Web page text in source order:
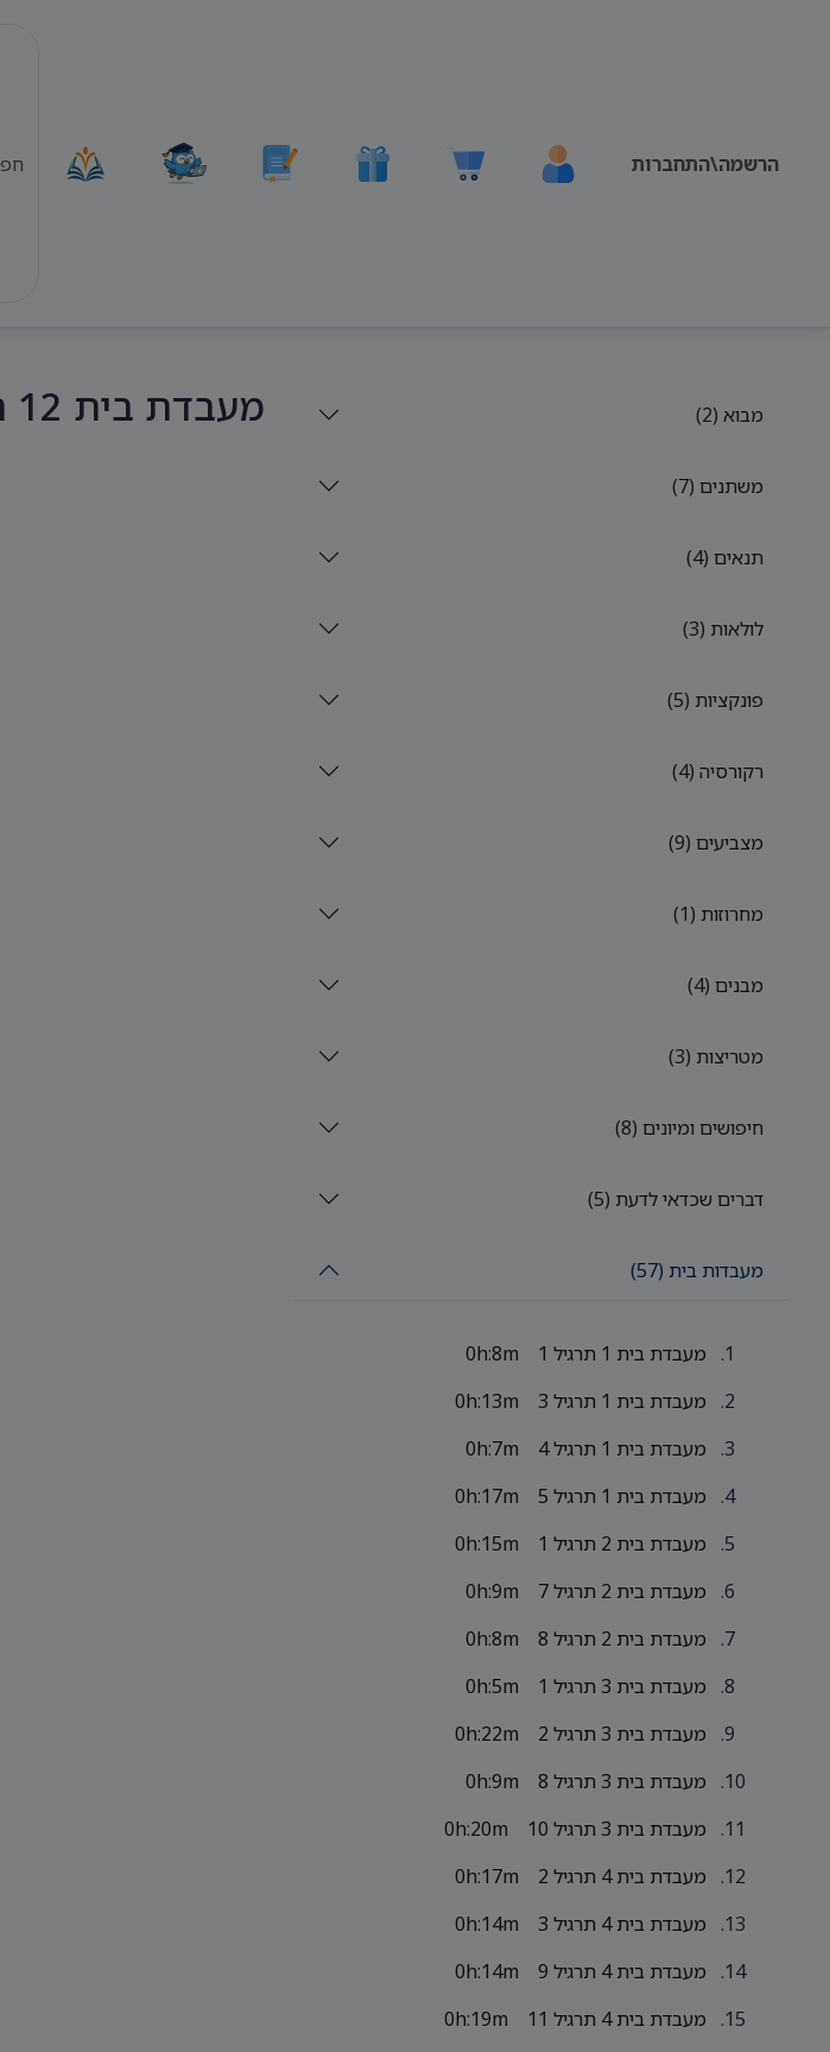
הרשמה\התחברות
מעבדת בית 12 תרגיל 5 מבוא (2)
משתנים (7)
תנאים (4)
לולאות (3)
פונקציות (5)
רקורסיה (4)
מצביעים (9)
מחרוזות (1)
מבנים (4)
מטריצות (3)
חיפושים ומיונים (8)
דברים שכדאי לדעת (5)
מעבדות בית (57)
מעבדת בית 1 תרגיל 1
0h:8m
מעבדת בית 1 תרגיל 3
0h:13m
מעבדת בית 1 תרגיל 4
0h:7m
מעבדת בית 1 תרגיל 5
0h:17m
מעבדת בית 2 תרגיל 1
0h:15m
מעבדת בית 2 תרגיל 7
0h:9m
מעבדת בית 2 תרגיל 8
0h:8m
מעבדת בית 3 תרגיל 1
0h:5m
מעבדת בית 3 תרגיל 2
0h:22m
מעבדת בית 3 תרגיל 8
0h:9m
מעבדת בית 3 תרגיל 10
0h:20m
מעבדת בית 4 תרגיל 2
0h:17m
מעבדת בית 4 תרגיל 3
0h:14m
מעבדת בית 4 תרגיל 9
0h:14m
מעבדת בית 4 תרגיל 11
0h:19m